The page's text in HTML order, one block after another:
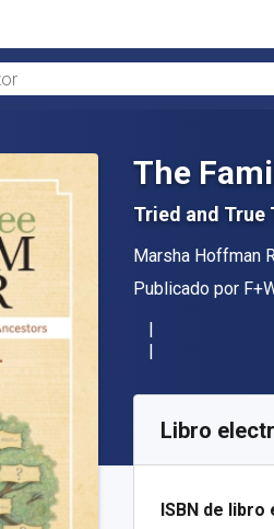
The
Tried and
Autor(es)
Marsha Hoffman
Editor
Publicado por
SKU:
Libro
ISBN de